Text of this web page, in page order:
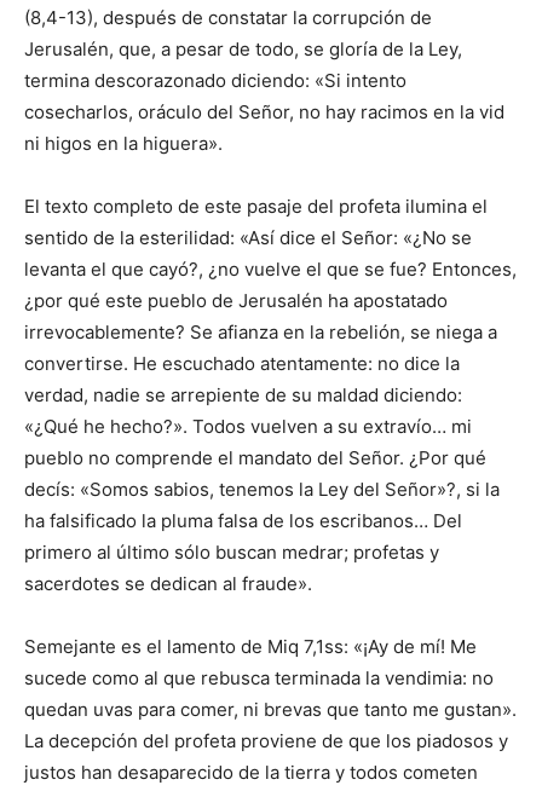
(8,4-13), después de constatar la corrupción de
Jerusalén, que, a pesar de todo, se gloría de la Ley,
termina descorazonado diciendo: «Si intento
cosecharlos, oráculo del Señor, no hay racimos en la vid
ni higos en la higuera».
El texto completo de este pasaje del profeta ilumina el
sentido de la esterilidad: «Así dice el Señor: «¿No se
levanta el que cayó?, ¿no vuelve el que se fue? Entonces,
¿por qué este pueblo de Jerusalén ha apostatado
irrevocablemente? Se afianza en la rebelión, se niega a
convertirse. He escuchado atentamente: no dice la
verdad, nadie se arrepiente de su maldad diciendo:
«¿Qué he hecho?». Todos vuelven a su extravío… mi
pueblo no comprende el mandato del Señor. ¿Por qué
decís: «Somos sabios, tenemos la Ley del Señor»?, si la
ha falsificado la pluma falsa de los escribanos… Del
primero al último sólo buscan medrar; profetas y
sacerdotes se dedican al fraude».
Semejante es el lamento de Miq 7,1ss: «¡Ay de mí! Me
sucede como al que rebusca terminada la vendimia: no
quedan uvas para comer, ni brevas que tanto me gustan».
La decepción del profeta proviene de que los piadosos y
justos han desaparecido de la tierra y todos cometen